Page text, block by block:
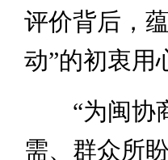
评价背后，
动”的初衷用
“为闽协商
需、群众所